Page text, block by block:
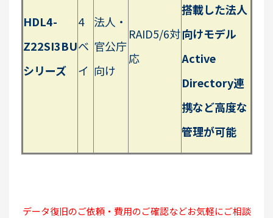
HDL4-
Z22SI3BU
シリーズ
4
ベ
イ
法人・
官公庁
向け
RAID5/6対
応
搭載した法人
向けモデル
Active
Directory連
携など高度な
管理が可能
データ復旧のご依頼・費用のご確認などお気軽にご相談